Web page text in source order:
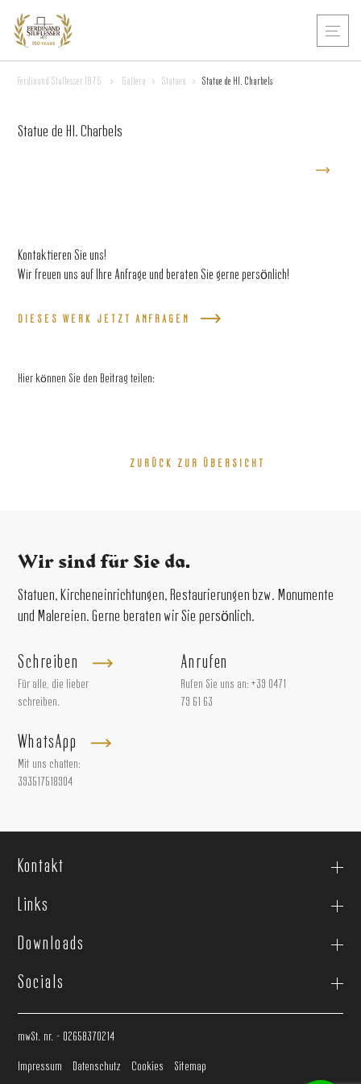
Ferdinand Stuflesser 1875 > Gallery > Statuen > Statue de Hl. Charbels
Statue de Hl. Charbels
Kontaktieren Sie uns!
Wir freuen uns auf Ihre Anfrage und beraten Sie gerne persönlich!
DIESES WERK JETZT ANFRAGEN
Hier können Sie den Beitrag teilen:
ZURÜCK ZUR ÜBERSICHT
Wir sind für Sie da.
Statuen, Kircheneinrichtungen, Restaurierungen bzw. Monumente
und Malereien. Gerne beraten wir Sie persönlich.
Schreiben
Für alle, die lieber
schreiben.
Anrufen
Rufen Sie uns an: +39 0471
79 61 63
WhatsApp
Mit uns chatten:
393517518904
Kontakt
Links
Downloads
Socials
mwSt. nr. - 02658370214
Impressum Datenschutz Cookies Sitemap